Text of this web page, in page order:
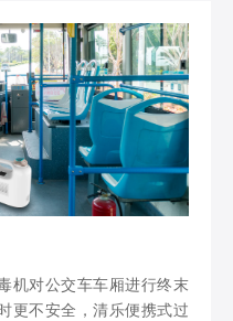
机对公交车车厢进行终末
更不安全，清乐便携式过